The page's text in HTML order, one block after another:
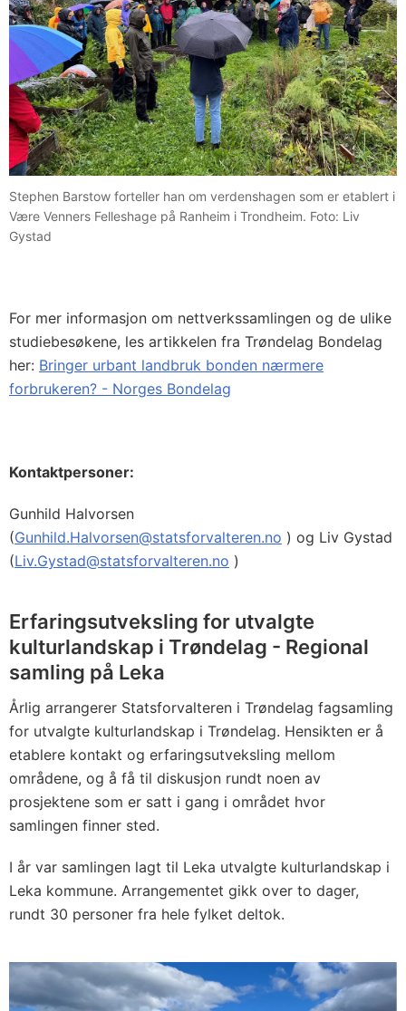
Stephen Barstow forteller han om verdenshagen som er etablert i
Være Venners Felleshage på Ranheim i Trondheim. Foto: Liv
Gystad
For mer informasjon om nettverkssamlingen og de ulike
studiebesøkene, les artikkelen fra Trøndelag Bondelag
her: Bringer urbant landbruk bonden nærmere
forbrukeren? - Norges Bondelag
Kontaktpersoner:
Gunhild Halvorsen
(Gunhild.Halvorsen@statsforvalteren.no ) og Liv Gystad
(Liv.Gystad@statsforvalteren.no )
Erfaringsutveksling for utvalgte
kulturlandskap i Trøndelag - Regional
samling på Leka
Årlig arrangerer Statsforvalteren i Trøndelag fagsamling
for utvalgte kulturlandskap i Trøndelag. Hensikten er å
etablere kontakt og erfaringsutveksling mellom
områdene, og å få til diskusjon rundt noen av
prosjektene som er satt i gang i området hvor
samlingen finner sted.
I år var samlingen lagt til Leka utvalgte kulturlandskap i
Leka kommune. Arrangementet gikk over to dager,
rundt 30 personer fra hele fylket deltok.